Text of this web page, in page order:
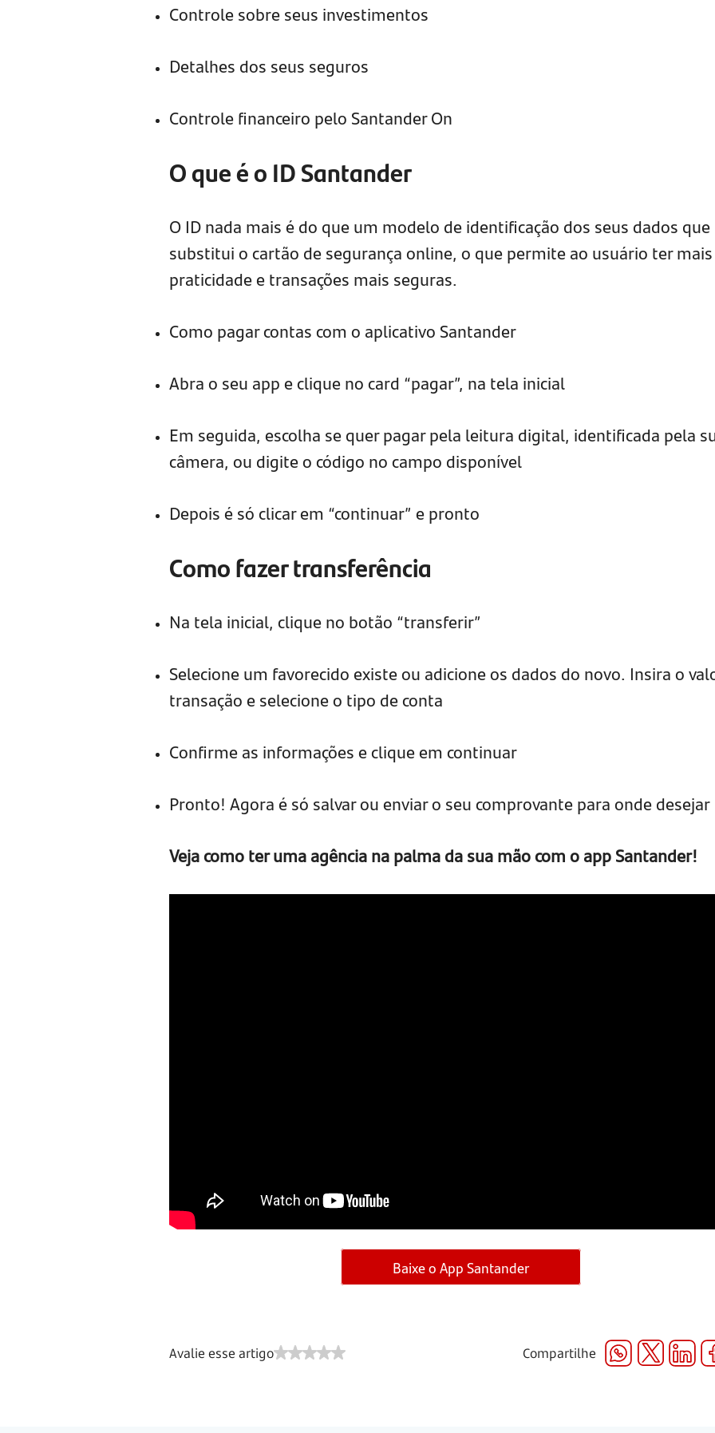
Controle sobre seus investimentos
Detalhes dos seus seguros
Controle financeiro pelo Santander On
O que é o ID Santander
O ID nada mais é do que um modelo de identificação dos seus dados que
substitui o cartão de segurança online, o que permite ao usuário ter mais
praticidade e transações mais seguras.
Como pagar contas com o aplicativo Santander
Abra o seu app e clique no card “pagar”, na tela inicial
Em seguida, escolha se quer pagar pela leitura digital, identificada pela
câmera, ou digite o código no campo disponível
Depois é só clicar em “continuar” e pronto
Como fazer transferência
Na tela inicial, clique no botão “transferir”
Selecione um favorecido existe ou adicione os dados do novo. Insira o
transação e selecione o tipo de conta
Confirme as informações e clique em continuar
Pronto! Agora é só salvar ou enviar o seu comprovante para onde desejar
Veja como ter uma agência na palma da sua mão com o app Santander!
Baixe o App Santander
Avalie esse artigo Compartilhe